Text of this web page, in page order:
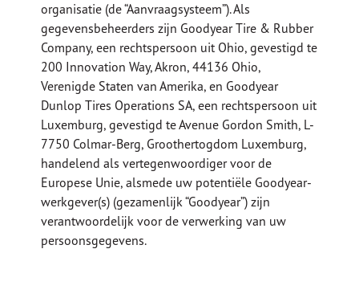
organisatie (de “Aanvraagsysteem”). Als
gegevensbeheerders zijn Goodyear Tire & Rubber
Company, een rechtspersoon uit Ohio, gevestigd te
200 Innovation Way, Akron, 44136 Ohio,
Verenigde Staten van Amerika, en Goodyear
Dunlop Tires Operations SA, een rechtspersoon uit
Luxemburg, gevestigd te Avenue Gordon Smith, L-
7750 Colmar-Berg, Groothertogdom Luxemburg,
handelend als vertegenwoordiger voor de
Europese Unie, alsmede uw potentiële Goodyear-
werkgever(s) (gezamenlijk “Goodyear”) zijn
verantwoordelijk voor de verwerking van uw
persoonsgegevens.